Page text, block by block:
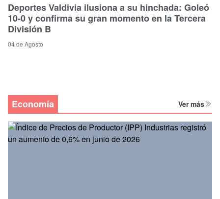
Deportes Valdivia ilusiona a su hinchada: Goleó
10-0 y confirma su gran momento en la Tercera
División B
04 de Agosto
Economía Ver más